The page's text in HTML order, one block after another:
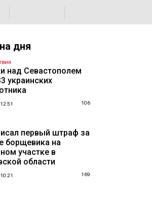
дня
над Севастополем
украинских
106
первый штраф за
борщевика на
участке в
области
169